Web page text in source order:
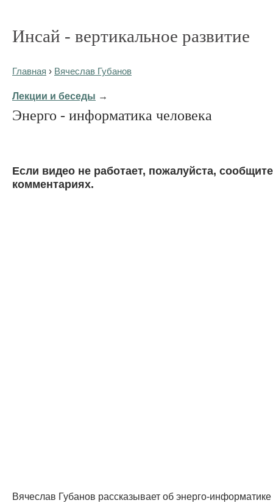
Инсай - вертикальное развитие
Главная › Вячеслав Губанов
Лекции и беседы →
Энерго - информатика человека
Eсли видео не работает, пожалуйста,
комментариях.
Вячеслав Губанов рассказывает об энерго-